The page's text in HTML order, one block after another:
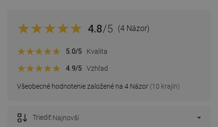
4.8/5 (4 Názor)
Všeobecné hodnotenie založené na 4 Názor (10 krajín)
5.0/5 Kvalita
4.9/5 Vzhľad
Triediť:Najnovší